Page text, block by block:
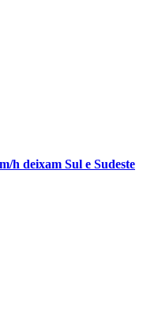
h deixam Sul e Sudeste